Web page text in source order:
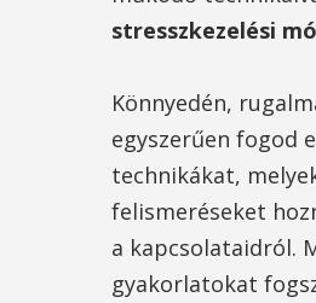
stresszkezelési
Könnyedén,
egyszerűen fogod
technikákat,
felismeréseket
a kapcsolataidról.
gyakorlatokat